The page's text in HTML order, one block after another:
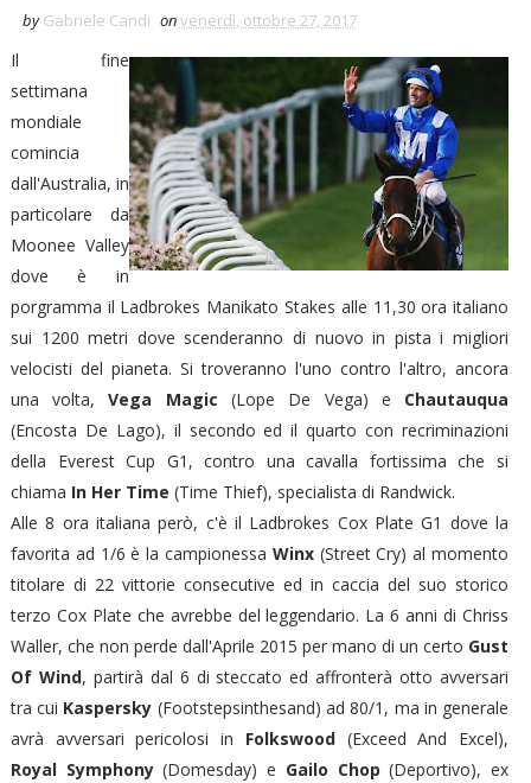
by Gabriele Candi onvenerdì, ottobre 27, 2017
Il fine
settimana
mondiale
comincia
dall'Australia, in
particolare da
Moonee Valley
dove è in
porgramma il Ladbrokes Manikato Stakes alle 11,30 ora italiano
sui 1200 metri dove scenderanno di nuovo in pista i migliori
velocisti del pianeta. Si troveranno l'uno contro l'altro, ancora
una volta,Vega Magic (Lope De Vega) e Chautauqua
(Encosta De Lago), il secondo ed il quarto con recriminazioni
della Everest Cup G1, contro una cavalla fortissima che si
chiama In Her Time (Time Thief), specialista di Randwick.
Alle 8 ora italiana però, c'è il Ladbrokes Cox Plate G1 dove la
favorita ad 1/6 è la campionessa Winx (Street Cry) al momento
titolare di 22 vittorie consecutive ed in caccia del suo storico
terzo Cox Plate che avrebbe del leggendario. La 6 anni di Chriss
Waller, che non perde dall'Aprile 2015 per mano di un certo Gust
Of Wind, partirà dal 6 di steccato ed affronterà otto avversari
tra cui Kaspersky (Footstepsinthesand) ad 80/1, ma in generale
avrà avversari pericolosi in Folkswood (Exceed And Excel),
Royal Symphony(Domesday) e Gailo Chop (Deportivo), ex